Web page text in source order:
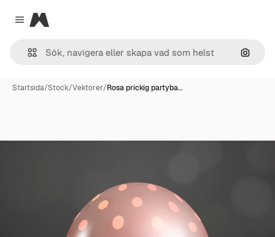
Close menu
Magnific
Sök
Startsida/Stock/Vektorer/Rosa prickig partyba…